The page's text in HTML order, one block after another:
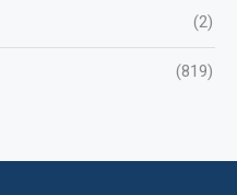
(2)
(819)